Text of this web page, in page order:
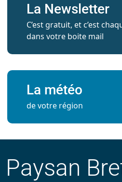
La Newsletter
C’est gratuit, et c’est
dans votre boite mail
La météo
de votre région
Paysan